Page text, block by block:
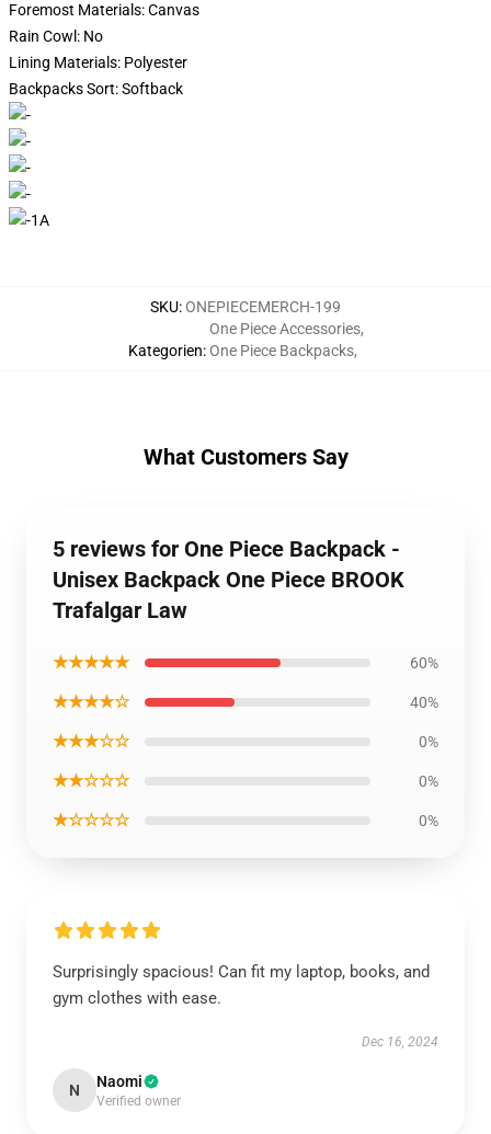
Foremost Materials:Canvas
Rain Cowl: No
Lining Materials: Polyester
Backpacks Sort:Softback
SKU:ONEPIECEMERCH-199
Kategorien:
One Piece Accessories,
One Piece Backpacks,
What Customers Say
5 reviews for One Piece Backpack -
Unisex Backpack One Piece BROOK
Trafalgar Law
★★★★★ 60%
★★★★☆ 40%
★★★☆☆ 0%
★★☆☆☆ 0%
★☆☆☆☆ 0%
Surprisingly spacious! Can fit my laptop, books, and
gym clothes with ease.
Dec 16, 2024
N Naomi
Verified owner